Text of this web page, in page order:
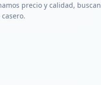
precio y calidad,